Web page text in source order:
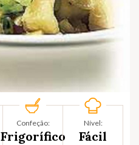
Confeção:
Frigorífico
Nível:
Fácil